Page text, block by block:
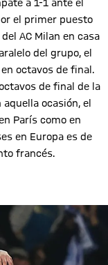
a 1-1 ante el
el primer puesto
AC Milan en casa
del grupo, el
octavos de final.
de final de la
ocasión, el
París como en
en Europa es de
francés.